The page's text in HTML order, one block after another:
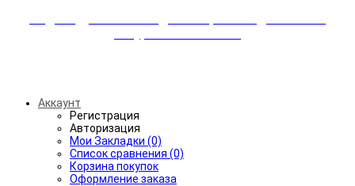
Аккаунт
Регистрация
Авторизация
Мои Закладки (0)
Список сравнения (0)
Корзина покупок
Оформление заказа